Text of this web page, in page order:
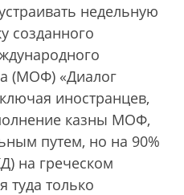
недельную
созданного
(МОФ) «Диалог
иностранцев,
казны МОФ,
путем, но на 90%
на греческом
туда только